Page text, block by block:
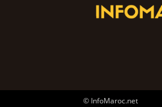
© InfoMaroc.net